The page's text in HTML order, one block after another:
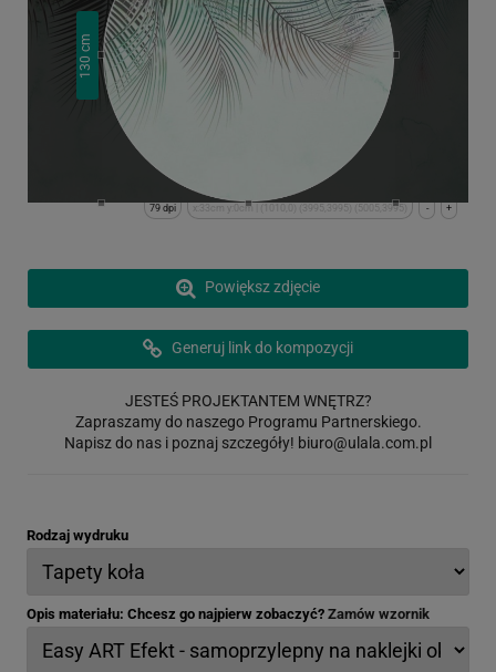
130
cm
+
-
x:33cm y:0cm | (1010,0) (3995,3995) (5005,3995)
79 dpi
Powiększ zdjęcie
Generuj link do kompozycji
JESTEŚ PROJEKTANTEM WNĘTRZ?
Zapraszamy do naszego Programu Partnerskiego.
Napisz do nas i poznaj szczegóły! biuro@ulala.com.pl
Rodzaj wydruku
Opis materiału: Chcesz go najpierw zobaczyć? Zamów wzornik